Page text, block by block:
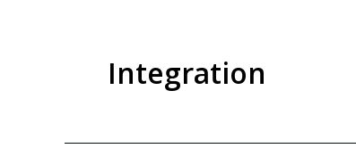
Integration